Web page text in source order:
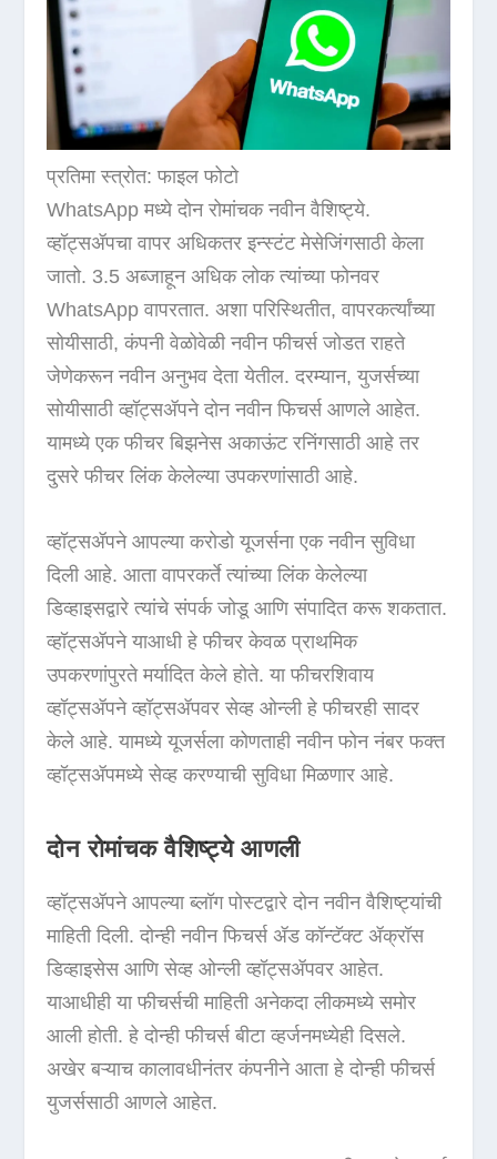
प्रतिमा स्त्रोत: फाइल फोटो
WhatsApp मध्ये दोन रोमांचक नवीन वैशिष्ट्ये.
व्हॉट्सॲपचा वापर अधिकतर इन्स्टंट मेसेजिंगसाठी केला
जातो. 3.5 अब्जाहून अधिक लोक त्यांच्या फोनवर
WhatsApp वापरतात. अशा परिस्थितीत, वापरकर्त्यांच्या
सोयीसाठी, कंपनी वेळोवेळी नवीन फीचर्स जोडत राहते
जेणेकरून नवीन अनुभव देता येतील. दरम्यान, युजर्सच्या
सोयीसाठी व्हॉट्सॲपने दोन नवीन फिचर्स आणले आहेत.
यामध्ये एक फीचर बिझनेस अकाऊंट रनिंगसाठी आहे तर
दुसरे फीचर लिंक केलेल्या उपकरणांसाठी आहे.
व्हॉट्सॲपने आपल्या करोडो यूजर्सना एक नवीन सुविधा
दिली आहे. आता वापरकर्ते त्यांच्या लिंक केलेल्या
डिव्हाइसद्वारे त्यांचे संपर्क जोडू आणि संपादित करू शकतात.
व्हॉट्सॲपने याआधी हे फीचर केवळ प्राथमिक
उपकरणांपुरते मर्यादित केले होते. या फीचरशिवाय
व्हॉट्सॲपने व्हॉट्सॲपवर सेव्ह ओन्ली हे फीचरही सादर
केले आहे. यामध्ये यूजर्सला कोणताही नवीन फोन नंबर फक्त
व्हॉट्सॲपमध्ये सेव्ह करण्याची सुविधा मिळणार आहे.
दोन रोमांचक वैशिष्ट्ये आणली
व्हॉट्सॲपने आपल्या ब्लॉग पोस्टद्वारे दोन नवीन वैशिष्ट्यांची
माहिती दिली. दोन्ही नवीन फिचर्स ॲड कॉन्टॅक्ट ॲक्रॉस
डिव्हाइसेस आणि सेव्ह ओन्ली व्हॉट्सॲपवर आहेत.
याआधीही या फीचर्सची माहिती अनेकदा लीकमध्ये समोर
आली होती. हे दोन्ही फीचर्स बीटा व्हर्जनमध्येही दिसले.
अखेर बऱ्याच कालावधीनंतर कंपनीने आता हे दोन्ही फीचर्स
युजर्ससाठी आणले आहेत.